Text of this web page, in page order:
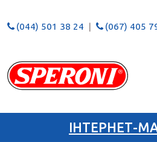
(044) 501 38 24 (067) 405
ІНТЕРНЕТ-